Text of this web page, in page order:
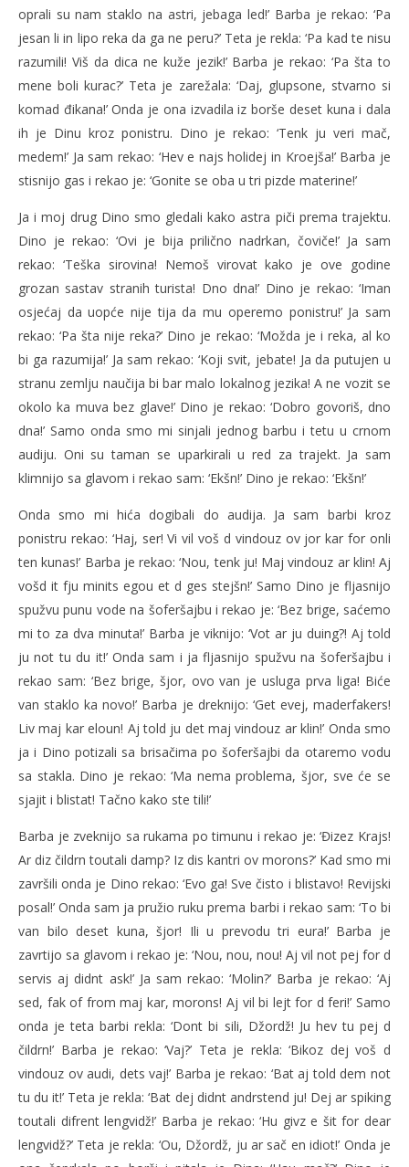
oprali su nam staklo na astri, jebaga led!’ Barba je rekao: ‘Pa
jesan li in lipo reka da ga ne peru?’ Teta je rekla: ‘Pa kad te nisu
razumili! Viš da dica ne kuže jezik!’ Barba je rekao: ‘Pa šta to
mene boli kurac?’ Teta je zarežala: ‘Daj, glupsone, stvarno si
komad đikana!’ Onda je ona izvadila iz borše deset kuna i dala
ih je Dinu kroz ponistru. Dino je rekao: ‘Tenk ju veri mač,
medem!’ Ja sam rekao: ‘Hev e najs holidej in Kroejša!’ Barba je
stisnijo gas i rekao je: ‘Gonite se oba u tri pizde materine!’
Ja i moj drug Dino smo gledali kako astra piči prema trajektu.
Dino je rekao: ‘Ovi je bija prilično nadrkan, čoviče!’ Ja sam
rekao: ‘Teška sirovina! Nemoš virovat kako je ove godine
grozan sastav stranih turista! Dno dna!’ Dino je rekao: ‘Iman
osjećaj da uopće nije tija da mu operemo ponistru!’ Ja sam
rekao: ‘Pa šta nije reka?’ Dino je rekao: ‘Možda je i reka, al ko
bi ga razumija!’ Ja sam rekao: ‘Koji svit, jebate! Ja da putujen u
stranu zemlju naučija bi bar malo lokalnog jezika! A ne vozit se
okolo ka muva bez glave!’ Dino je rekao: ‘Dobro govoriš, dno
dna!’ Samo onda smo mi sinjali jednog barbu i tetu u crnom
audiju. Oni su taman se uparkirali u red za trajekt. Ja sam
klimnijo sa glavom i rekao sam: ‘Ekšn!’ Dino je rekao: ‘Ekšn!’
Onda smo mi hića dogibali do audija. Ja sam barbi kroz
ponistru rekao: ‘Haj, ser! Vi vil voš d vindouz ov jor kar for onli
ten kunas!’ Barba je rekao: ‘Nou, tenk ju! Maj vindouz ar klin! Aj
vošd it fju minits egou et d ges stejšn!’ Samo Dino je fljasnijo
spužvu punu vode na šoferšajbu i rekao je: ‘Bez brige, saćemo
mi to za dva minuta!’ Barba je viknijo: ‘Vot ar ju duing?! Aj told
ju not tu du it!’ Onda sam i ja fljasnijo spužvu na šoferšajbu i
rekao sam: ‘Bez brige, šjor, ovo van je usluga prva liga! Biće
van staklo ka novo!’ Barba je dreknijo: ‘Get evej, maderfakers!
Liv maj kar eloun! Aj told ju det maj vindouz ar klin!’ Onda smo
ja i Dino potizali sa brisačima po šoferšajbi da otaremo vodu
sa stakla. Dino je rekao: ‘Ma nema problema, šjor, sve će se
sjajit i blistat! Tačno kako ste tili!’
Barba je zveknijo sa rukama po timunu i rekao je: ‘Đizez Krajs!
Ar diz čildrn toutali damp? Iz dis kantri ov morons?’ Kad smo mi
završili onda je Dino rekao: ‘Evo ga! Sve čisto i blistavo! Revijski
posal!’ Onda sam ja pružio ruku prema barbi i rekao sam: ‘To bi
van bilo deset kuna, šjor! Ili u prevodu tri eura!’ Barba je
zavrtijo sa glavom i rekao je: ‘Nou, nou, nou! Aj vil not pej for d
servis aj didnt ask!’ Ja sam rekao: ‘Molin?’ Barba je rekao: ‘Aj
sed, fak of from maj kar, morons! Aj vil bi lejt for d feri!’ Samo
onda je teta barbi rekla: ‘Dont bi sili, Džordž! Ju hev tu pej d
čildrn!’ Barba je rekao: ‘Vaj?’ Teta je rekla: ‘Bikoz dej voš d
vindouz ov audi, dets vaj!’ Barba je rekao: ‘Bat aj told dem not
tu du it!’ Teta je rekla: ‘Bat dej didnt andrstend ju! Dej ar spiking
toutali difrent lengvidž!’ Barba je rekao: ‘Hu givz e šit for dear
lengvidž?’ Teta je rekla: ‘Ou, Džordž, ju ar sač en idiot!’ Onda je